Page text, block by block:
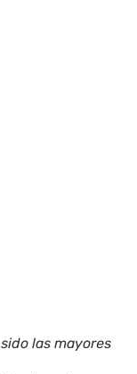
las mayores